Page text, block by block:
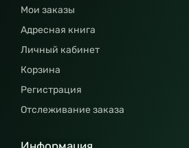
Мои заказы
Адресная книга
Личный кабинет
Корзина
Регистрация
Отслеживание заказа